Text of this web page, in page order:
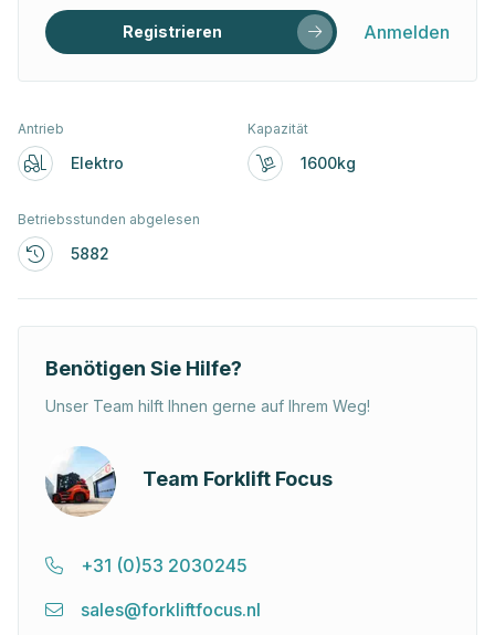
Registrieren Anmelden
Antrieb
Elektro
Kapazität
1600kg
Betriebsstunden abgelesen
5882
Benötigen Sie Hilfe?
Unser Team hilft Ihnen gerne auf Ihrem Weg!
Team Forklift Focus
+31 (0)53 2030245
sales@forkliftfocus.nl